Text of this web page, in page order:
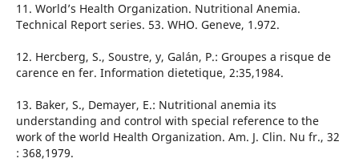
11. World’s Health Organization. Nutritional Anemia.
Technical Report series. 53. WHO. Geneve, 1.972.
12. Hercberg, S., Soustre, y, Galán, P.: Groupes a risque de
carence en fer. Information dietetique, 2:35,1984.
13. Baker, S., Demayer, E.: Nutritional anemia its
understanding and control with special reference to the
work of the world Health Organization. Am. J. Clin. Nu fr., 32
: 368,1979.